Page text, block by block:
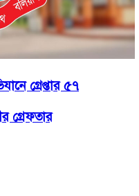
গ্রেপ্তার ৫৭
গ্রেফতার